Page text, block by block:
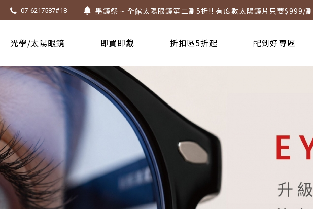
07-6217587#18
墨鏡祭 ~ 全館太陽眼鏡第二副5折!! 有度數太陽鏡片只要$999/副
Super Sale！精選鏡框 6 折起！
上傳處方，建立度數即贈 $300 優惠券！
光學/太陽眼鏡 即買即戴 折扣區5折起 配到好專區